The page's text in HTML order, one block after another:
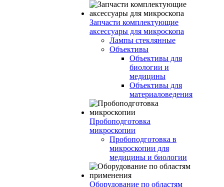
Запчасти комплектующие
аксессуары для микроскопа
Лампы стеклянные
Объективы
Объективы для
биологии и
медицины
Объективы для
материаловедения
Пробоподготовка
микроскопии
Пробоподготовка в
микроскопии для
медицины и биологии
Оборудование по областям